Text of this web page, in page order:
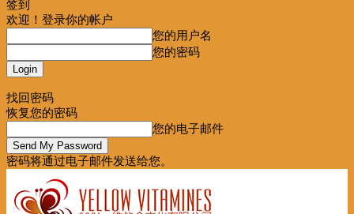
签到
欢迎！登录你的帐户
您的用户名
您的密码
找回密码
恢复您的密码
您的电子邮件
密码将通过电子邮件发送给您。